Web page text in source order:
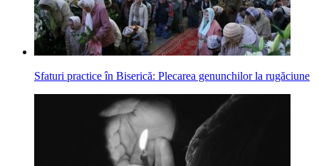
Sfaturi practice în Biserică: Plecarea genunchilor la rugăciune